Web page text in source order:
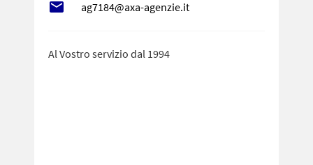
local_post_office ag7184@axa-agenzie.it
Al Vostro servizio dal 1994